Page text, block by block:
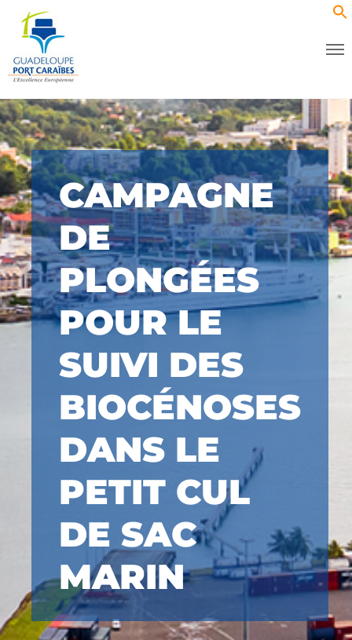
CAMPAGNE
DE
PLONGÉES
POUR LE
SUIVI DES
BIOCÉNOSES
DANS LE
PETIT CUL
DE SAC
MARIN